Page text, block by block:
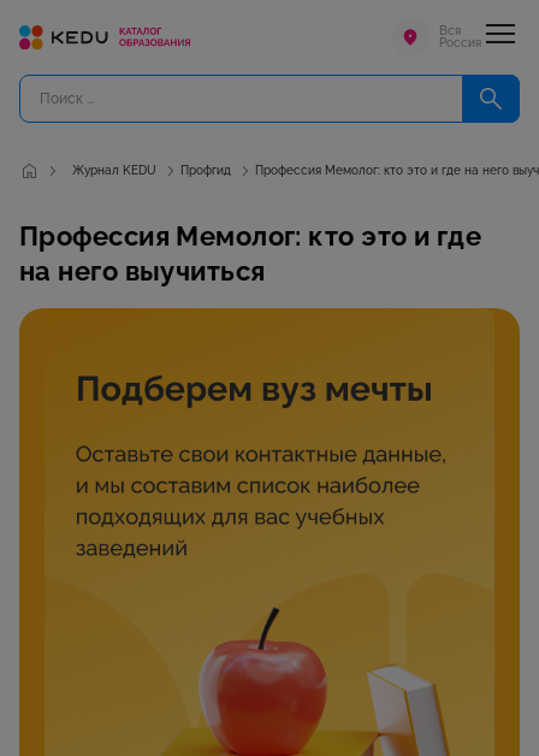
Вся
Россия
Журнал KEDU Профгид Профессия Мемолог: кто это и где на него
Профессия Мемолог: кто это и где
на него выучиться